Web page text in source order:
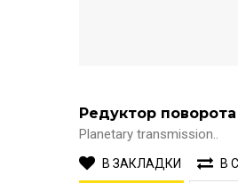
Planetary transmission..
В ЗАКЛАДКИ В